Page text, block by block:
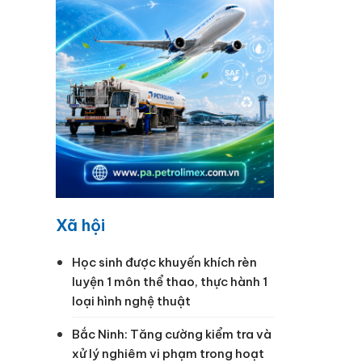
Xã hội
Học sinh được khuyến khích rèn
luyện 1 môn thể thao, thực hành 1
loại hình nghệ thuật
Bắc Ninh: Tăng cường kiểm tra và
xử lý nghiêm vi phạm trong hoạt